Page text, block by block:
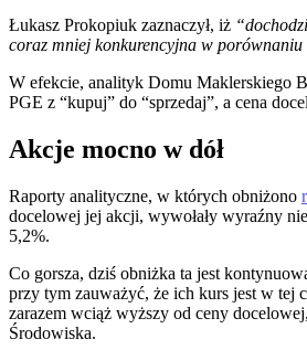
Łukasz Prokopiuk zaznaczył, iż
coraz mniej konkurencyjna w
W efekcie, analityk Domu Maklerskiego
PGE z “kupuj” do “sprzedaj”, a cena
Akcje mocno w dół
Raporty analityczne, w których obniżono
docelowej jej akcji, wywołały wyraźny
5,2%.
Co gorsza, dziś obniżka ta jest
przy tym zauważyć, że ich kurs jest w
zarazem wciąż wyższy od ceny
Środowiska.